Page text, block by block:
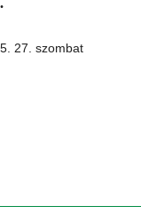
27. szombat